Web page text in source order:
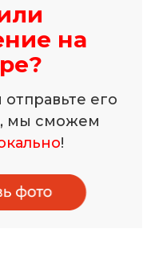
на
его
мы сможем
!